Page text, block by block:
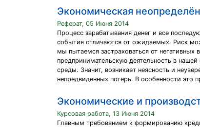
Экономическая
Реферат, 05 Июня 2014
Процесс зарабатывания денег и все
события отличаются от ожидаемых. Риск
мы пытаемся застраховаться от
предпринимательскую деятельность в
среды. Значит, возникает неясность и
непредвиденных потерь. В особенности это
Экономические и
Курсовая работа, 13 Июня 2014
Главным требованием к формированию